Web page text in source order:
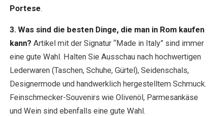
Portese.
3. Was sind die besten Dinge, die man in Rom kaufen
kann? Artikel mit der Signatur “Made in Italy” sind immer
eine gute Wahl. Halten Sie Ausschau nach hochwertigen
Lederwaren (Taschen, Schuhe, Gürtel), Seidenschals,
Designermode und handwerklich hergestelltem Schmuck.
Feinschmecker-Souvenirs wie Olivenöl, Parmesankäse
und Wein sind ebenfalls eine gute Wahl.